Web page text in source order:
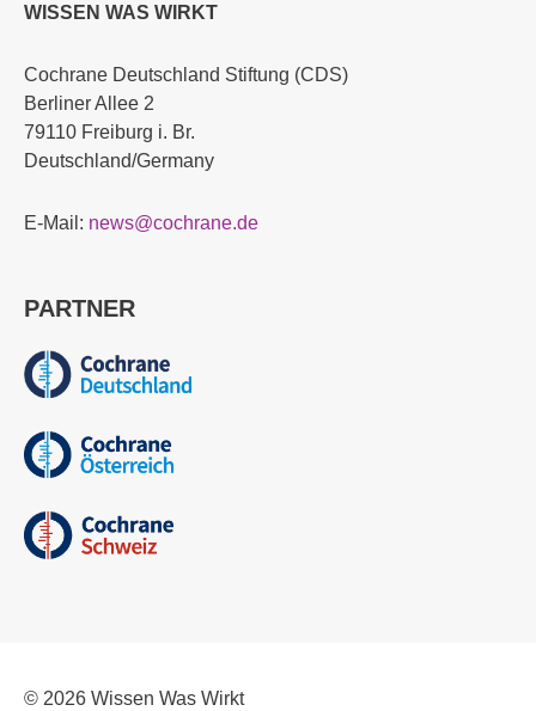
WISSEN WAS WIRKT
Cochrane Deutschland Stiftung (CDS)
Berliner Allee 2
79110 Freiburg i. Br.
Deutschland/Germany
E-Mail: news@cochrane.de
PARTNER
© 2026 Wissen Was Wirkt